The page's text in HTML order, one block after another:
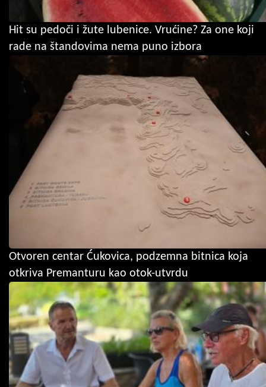
Hit su pedoči i žute lubenice. Vrućine? Za one koji
rade na štandovima nema puno izbora
Otvoren centar Ćukovica, podzemna bitnica koja
otkriva Premanturu kao otok-utvrdu